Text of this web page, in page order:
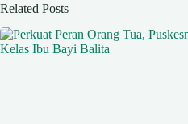
Related Posts